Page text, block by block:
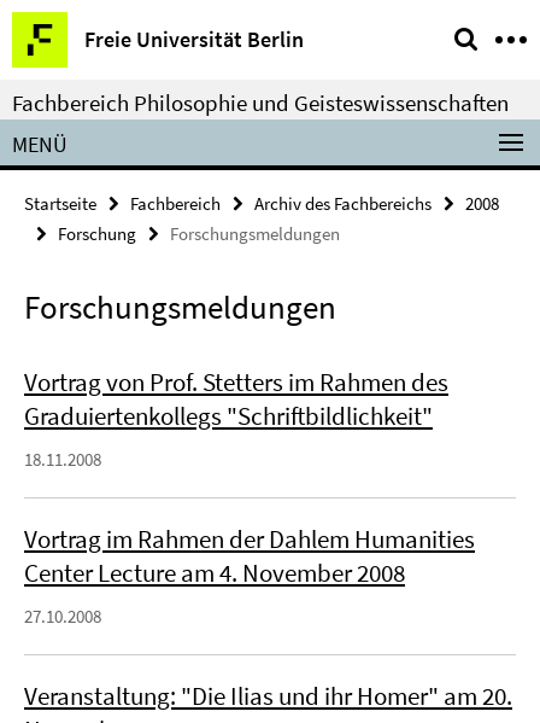
Springe
direkt
zu
Inhalt
Freie Universität Berlin
Service-
Navigation
Fachbereich Philosophie und Geisteswissenschaften
MENÜ
Startseite Fachbereich Archiv des Fachbereichs
2008
Forschung
Forschungsmeldungen
Forschungsmeldungen
Vortrag von Prof. Stetters im Rahmen des
Graduiertenkollegs "Schriftbildlichkeit"
18.11.2008
Vortrag im Rahmen der Dahlem Humanities
Center Lecture am 4. November 2008
27.10.2008
Veranstaltung: "Die Ilias und ihr Homer" am 20.